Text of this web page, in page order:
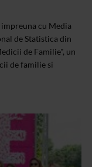
cu Media
de Statistica din
de Familie", un
de familie si